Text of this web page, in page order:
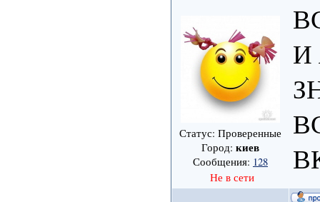
Статус: Проверенные
Город: киев
Сообщения: 128
Не в сети
И